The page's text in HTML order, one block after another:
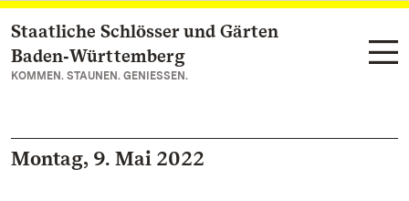
Zum Hauptinhalt springen
Staatliche Schlösser und Gärten
Baden‑Württemberg
KOMMEN. STAUNEN. GENIESSEN.
Montag, 9. Mai 2022